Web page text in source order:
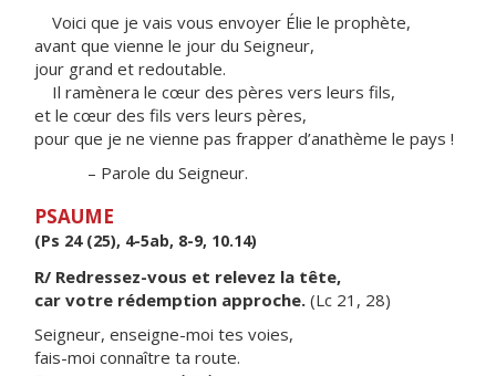
Voici que je vais vous envoyer Élie le prophète,
avant que vienne le jour du Seigneur,
jour grand et redoutable.
Il ramènera le cœur des pères vers leurs fils,
et le cœur des fils vers leurs pères,
pour que je ne vienne pas frapper d’anathème le pays !
– Parole du Seigneur.
PSAUME
(Ps 24 (25), 4-5ab, 8-9, 10.14)
R/ Redressez-vous et relevez la tête,
car votre rédemption approche. (Lc 21, 28)
Seigneur, enseigne-moi tes voies,
fais-moi connaître ta route.